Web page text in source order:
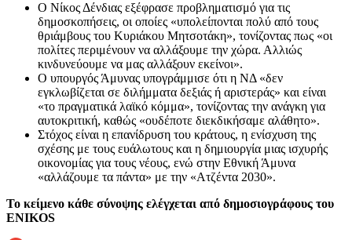
Ο Νίκος Δένδιας εξέφρασε προβληματισμό για τις
δημοσκοπήσεις, οι οποίες «υπολείπονται πολύ από τους
θριάμβους του Κυριάκου Μητσοτάκη», τονίζοντας πως «οι
πολίτες περιμένουν να αλλάξουμε την χώρα. Αλλιώς
κινδυνεύουμε να μας αλλάξουν εκείνοι».
Ο υπουργός Άμυνας υπογράμμισε ότι η ΝΔ «δεν
εγκλωβίζεται σε διλήμματα δεξιάς ή αριστεράς» και είναι
«το πραγματικά λαϊκό κόμμα», τονίζοντας την ανάγκη για
αυτοκριτική, καθώς «ουδέποτε διεκδικήσαμε αλάθητο».
Στόχος είναι η επανίδρυση του κράτους, η ενίσχυση της
σχέσης με τους ευάλωτους και η δημιουργία μιας ισχυρής
οικονομίας για τους νέους, ενώ στην Εθνική Άμυνα
«αλλάζουμε τα πάντα» με την «Ατζέντα 2030».
Το κείμενο κάθε σύνοψης ελέγχεται από δημοσιογράφους του
ENIKOS